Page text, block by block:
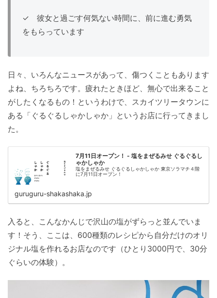
✓ 彼女と過ごす何気ない時間に、前に進む勇気
をもらっています
日々、いろんなニュースがあって、傷つくこともあります
よね、ちろちろです。疲れたときほど、無心で出来ること
がしたくなるもの！というわけで、スカイツリータウンに
ある「ぐるぐるしゃかしゃか」というお店に行ってきまし
た。
7月11日オープン！ - 塩をまぜるみせ ぐるぐるし
ゃかしゃか
塩をまぜるみせ ぐるぐるしゃかしゃか 東京ソラマチ４階
に7月11日オープン！
guruguru-shakashaka.jp
入ると、こんなかんじで沢山の塩がずらっと並んでいま
す！そう、ここは、600種類のレシピから自分だけのオリ
ジナル塩を作れるお店なのです（ひとり3000円で、30分
ぐらいの体験）。